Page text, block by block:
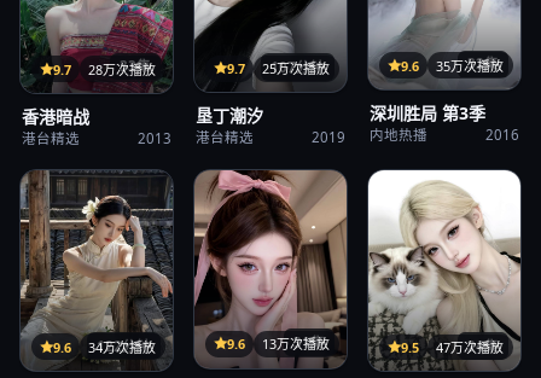
33集
9.7 28万次播放
香港暗战
港台精选 2013
107分钟
9.7 25万次播放
垦丁潮汐
港台精选 2019
32集
9.6 35万次播放
深圳胜局 第3季
内地热播 2016
122分钟
9.6 34万次播放 31集
9.6 13万次播放 24集
9.5 47万次播放